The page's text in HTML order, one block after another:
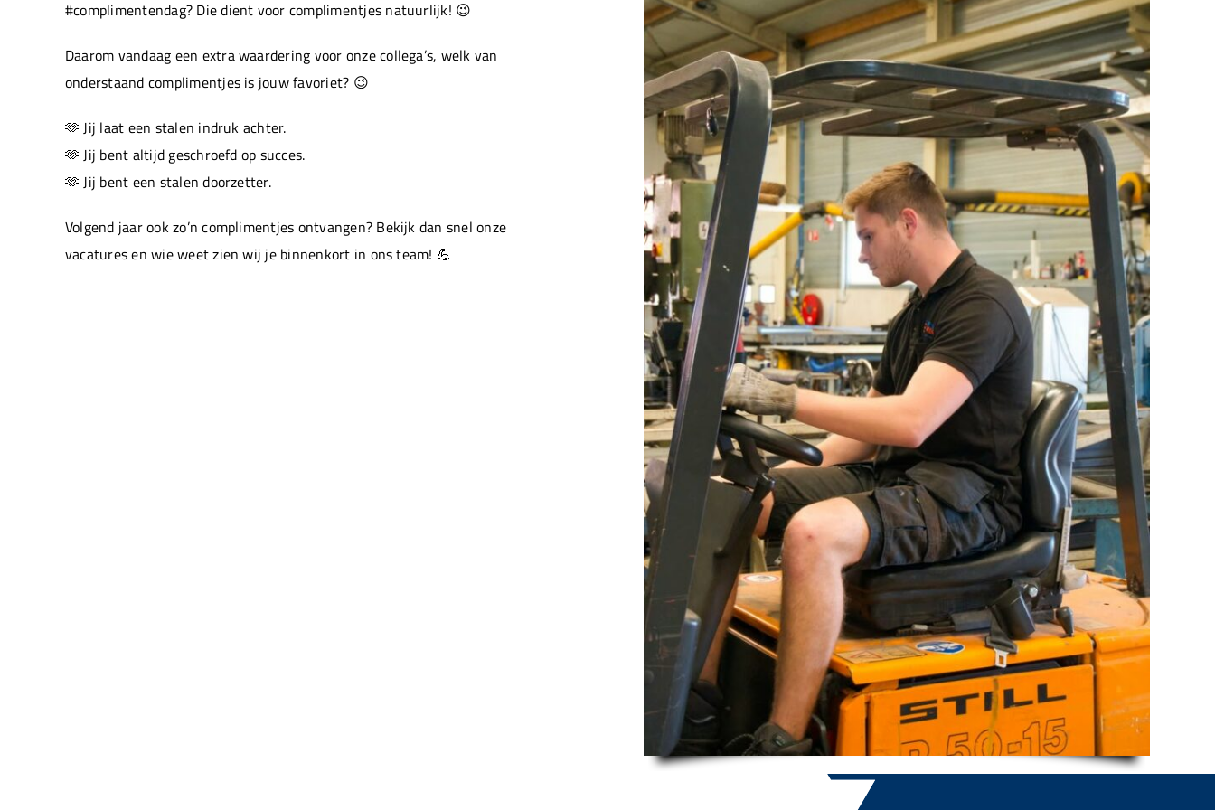
#complimentendag? Die dient voor complimentjes natuurlijk! 😉
Daarom vandaag een extra waardering voor onze collega’s, welk van
onderstaand complimentjes is jouw favoriet? 😉
🫶 Jij laat een stalen indruk achter.
🫶 Jij bent altijd geschroefd op succes.
🫶 Jij bent een stalen doorzetter.
Volgend jaar ook zo’n complimentjes ontvangen? Bekijk dan snel onze
vacatures en wie weet zien wij je binnenkort in ons team! 💪